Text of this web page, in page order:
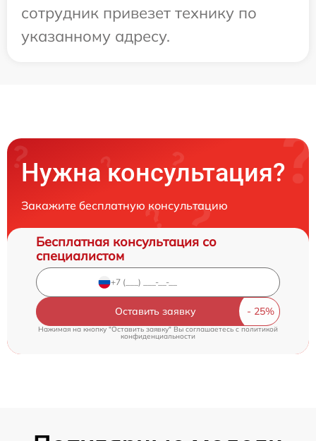
сотрудник привезет технику по
указанному адресу.
Нужна консультация?
Закажите бесплатную консультацию
Бесплатная консультация со
специалистом
Оставить заявку
Нажимая на кнопку "Оставить заявку" Вы соглашаетесь cполитикой
конфиденциальности